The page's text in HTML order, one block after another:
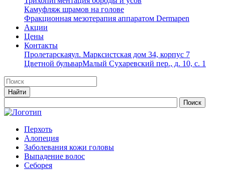
Камуфляж шрамов на голове
Фракционная мезотерапия аппаратом Dermapen
Акции
Цены
Контакты
Пролетарскаяул. Марксистская дом 34, корпус 7
Цветной бульварМалый Сухаревский пер., д. 10, с. 1
Перхоть
Алопеция
Заболевания кожи головы
Выпадение волос
Cеборея